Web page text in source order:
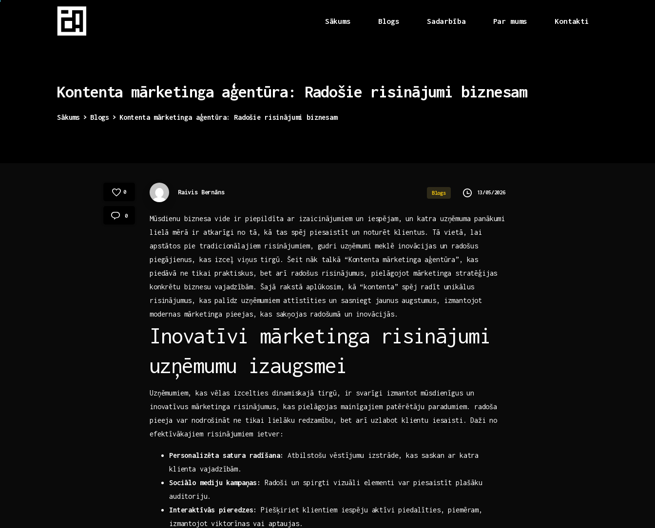
Sākums Blogs Sadarbība Par mums Kontakti
Kontenta mārketinga aģentūra: Radošie risinājumi biznesam
Sākums Blogs Kontenta mārketinga aģentūra: Radošie risinājumi biznesam
0
0
Raivis Bernāns Blogs 13/05/2026
Mūsdienu biznesa vide ir piepildīta ar izaicinājumiem un iespējam, un katra uzņēmuma panākumi
lielā mērā​ ir atkarīgi no tā, kā tas ⁢spēj​ piesaistīt un noturēt klientus. Tā vietā, lai
apstātos​ pie⁤ tradicionālajiem risinājumiem,⁤ gudri uzņēmumi meklē inovācijas un ⁣radošus
piegājienus, ‌kas izceļ ​viņus ‍tirgū.‌ Šeit nāk talkā “Kontenta mārketinga⁤ aģentūra”, kas‌
piedāvā ​ne tikai ⁣praktiskus, bet arī radošus risinājumus, pielāgojot mārketinga stratēģijas
konkrētu biznesu vajadzībām. Šajā rakstā aplūkosim, kā “kontenta” ⁣spēj radīt unikālus ​
risinājumus, kas palīdz uzņēmumiem attīstīties un ‌sasniegt jaunus augstumus, izmantojot
modernas mārketinga pieejas, kas sakņojas radošumā‌ un inovācijās.
Inovatīvi mārketinga ‍risinājumi
⁤uzņēmumu izaugsmei
Uzņēmumiem, ⁣kas ⁤vēlas izcelties dinamiskajā tirgū, ir svarīgi izmantot mūsdienīgus un
inovatīvus ⁢mārketinga risinājumus, ⁣kas pielāgojas mainīgajiem patērētāju paradumiem. ⁢radoša
pieeja var nodrošināt ⁢ne tikai⁤ lielāku redzamību, bet arī uzlabot klientu iesaisti. ⁢Daži no
efektīvākajiem risinājumiem ietver:
Personalizēta ​satura radīšana:
Atbilstošu vēstījumu izstrāde, kas​ saskan ar katra
‍klienta vajadzībām.
Sociālo mediju⁣ kampaņas:
Radoši un spirgti vizuāli⁢ elementi‌ var piesaistīt plašāku
auditoriju.
Interaktīvās ​pieredzes:
Piešķiriet klientiem iespēju aktīvi piedalīties, piemēram,
izmantojot viktorīnas vai aptaujas.